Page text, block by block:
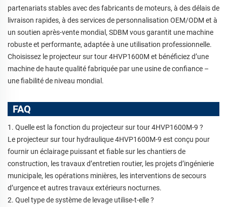
partenariats stables avec des fabricants de moteurs, à des délais de
livraison rapides, à des services de personnalisation OEM/ODM et à
un soutien après-vente mondial, SDBM vous garantit une machine
robuste et performante, adaptée à une utilisation professionnelle.
Choisissez le projecteur sur tour 4HVP1600M et bénéficiez d’une
machine de haute qualité fabriquée par une usine de confiance –
une fiabilité de niveau mondial.
FAQ
1. Quelle est la fonction du projecteur sur tour 4HVP1600M-9 ?
Le projecteur sur tour hydraulique 4HVP1600M-9 est conçu pour
fournir un éclairage puissant et fiable sur les chantiers de
construction, les travaux d’entretien routier, les projets d’ingénierie
municipale, les opérations minières, les interventions de secours
d’urgence et autres travaux extérieurs nocturnes.
2. Quel type de système de levage utilise-t-elle ?